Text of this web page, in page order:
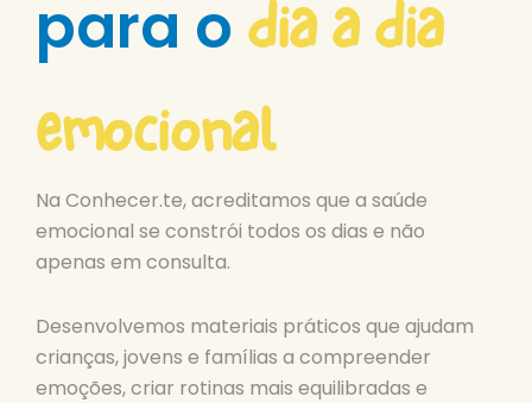
para o dia a dia
emocional
Na Conhecer.te, acreditamos que a saúde
emocional se constrói todos os dias e não
apenas em consulta.
Desenvolvemos materiais práticos que ajudam
crianças, jovens e famílias a compreender
emoções, criar rotinas mais equilibradas e